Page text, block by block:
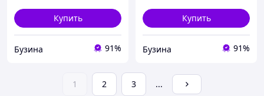
Купить
Бузина 91%
Купить
Бузина 91%
1 2 3 ...